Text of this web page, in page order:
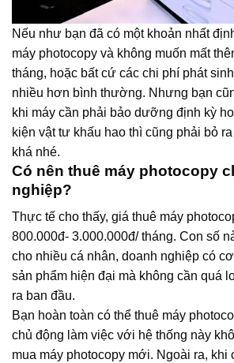
Nếu như bạn đã có một khoản nhất
máy photocopy và không muốn mất
tháng, hoặc bất cứ các chi phí phát
nhiều hơn bình thường. Nhưng bạn
khi máy cần phải bảo dưỡng định kỳ
kiện vật tư khấu hao thì cũng phải bỏ
khá nhé.
Có nên thuê máy photocopy
nghiệp?
Thực tế cho thấy, giá thuê máy
800.000đ- 3.000.000đ/ tháng. Con số
cho nhiều cá nhân, doanh nghiệp có
sản phẩm hiện đại mà không cần quá
ra ban đầu.
Bạn hoàn toàn có thể thuê máy
chủ động làm việc với hệ thống này
mua máy photocopy mới. Ngoài ra, khi